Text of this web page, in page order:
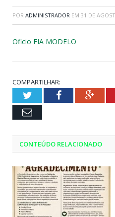
POR ADMINISTRADOR EM 31 DE
Oficio FIA MODELO
COMPARTILHAR:
TwitterFacebook
Email
CONTEÚDO RELACIONADO